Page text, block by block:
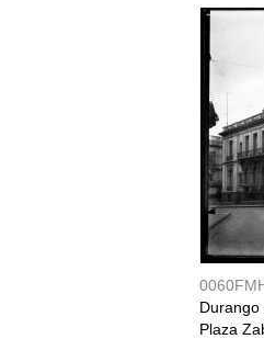
Durango
Plaza